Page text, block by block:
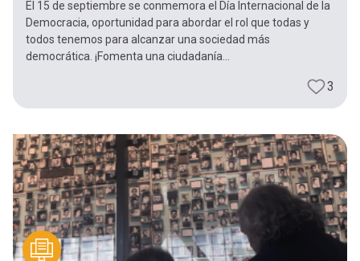
El 15 de septiembre se conmemora el Día Internacional de la
Democracia, oportunidad para abordar el rol que todas y
todos tenemos para alcanzar una sociedad más
democrática. ¡Fomenta una ciudadanía...
3